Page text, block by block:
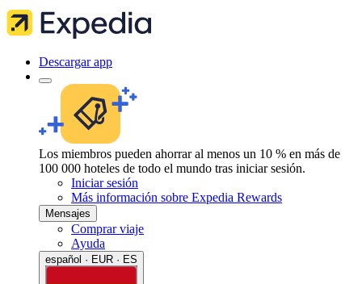
Descargar app
Los miembros pueden ahorrar al menos un 10 % en más de
100 000 hoteles de todo el mundo tras iniciar sesión.
Iniciar sesión
Más información sobre Expedia Rewards
Mensajes
Comprar viaje
Ayuda
español · EUR · ES